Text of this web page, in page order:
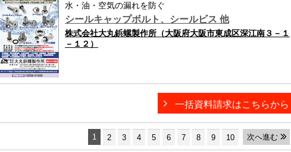
水・油・空気の漏れを防ぐ
シールキャップボルト、シールビス 他
株式会社大丸鋲螺製作所（大阪府大阪市東成区深江南３－１
－１２）
一括資料請求はこちらから
1 2 3 4 5 6 7 8 9 10 次へ進む